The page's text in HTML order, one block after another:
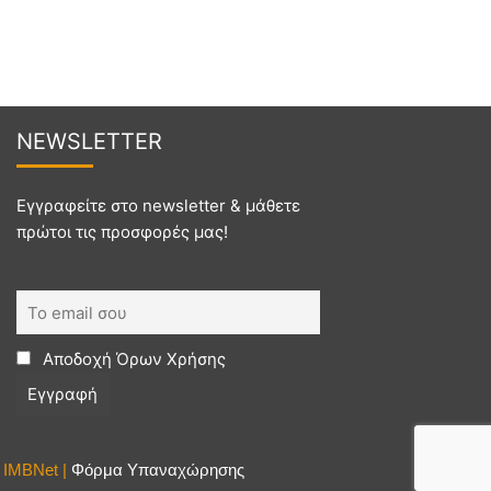
NEWSLETTER
Εγγραφείτε στο newsletter & μάθετε
πρώτοι τις προσφορές μας!
ΑποδοχήΌρων Χρήσης
IMBNet | Φόρμα Υπαναχώρησης